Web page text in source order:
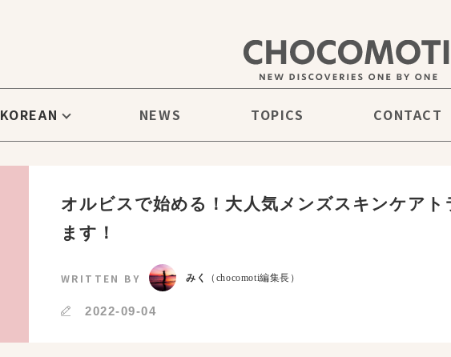
KOREAN NEWS TOPICS CONTACT
オルビスで始める！大人気メンズスキンケア
ます！
WRITTEN BY みく （chocomoti編集長）
2022-09-04